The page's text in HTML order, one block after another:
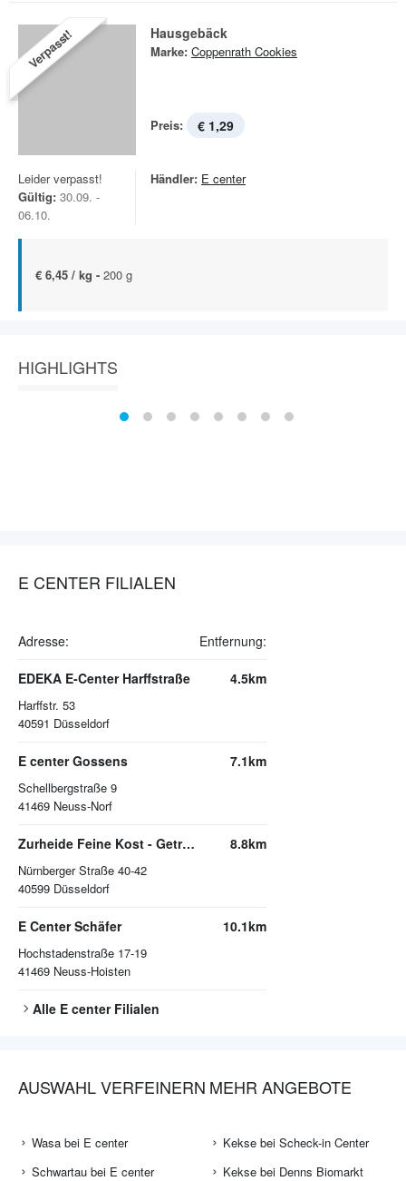
Verpasst! Hausgebäck
Marke: Coppenrath Cookies
Preis: € 1,29
Leider verpasst!
Gültig: 30.09. -
06.10.
Händler: E center
€ 6,45 / kg - 200 g
HIGHLIGHTS
E CENTER FILIALEN
Adresse: Entfernung:
EDEKA E-Center Harffstraße
Harffstr. 53
40591 Düsseldorf
4.5km
E center Gossens
Schellbergstraße 9
41469 Neuss-Norf
7.1km
Zurheide Feine Kost - Getränkemarkt
Nürnberger Straße 40-42
40599 Düsseldorf
8.8km
E Center Schäfer
Hochstadenstraße 17-19
41469 Neuss-Hoisten
10.1km
Alle E centerFilialen
AUSWAHL VERFEINERN
Wasa bei E center
Schwartau bei E center
MEHR ANGEBOTE
Kekse bei Scheck-in Center
Kekse bei Denns Biomarkt